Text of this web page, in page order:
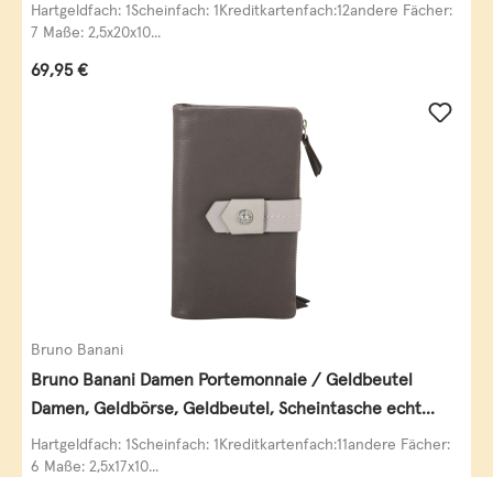
Hartgeldfach: 1Scheinfach: 1Kreditkartenfach:12andere Fächer:
7 Maße: 2,5x20x10...
Regulärer Preis:
69,95 €
Bruno Banani
Bruno Banani Damen Portemonnaie / Geldbeutel
Damen, Geldbörse, Geldbeutel, Scheintasche echt
Leder
Hartgeldfach: 1Scheinfach: 1Kreditkartenfach:11andere Fächer:
6 Maße: 2,5x17x10...